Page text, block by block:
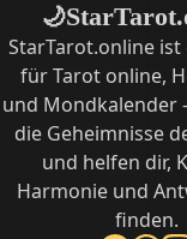
🌙
StarTarot.online
für Tarot online,
und Mondkalender
die Geheimnisse
und helfen dir,
Harmonie und
finden.